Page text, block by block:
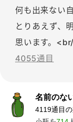
何も出来ない
とりあえず、
思います。
4055通目
名前のな
4119通目